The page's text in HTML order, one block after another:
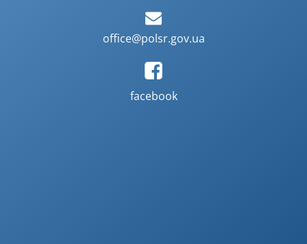
office@polsr.gov.ua
facebook